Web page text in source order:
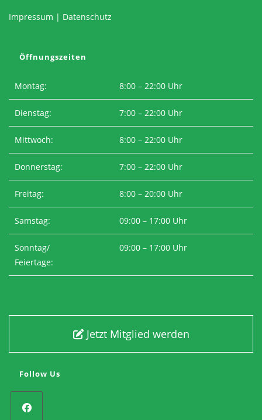
Impressum | Datenschutz
Öffnungszeiten
Montag: 8:00 – 22:00 Uhr
Dienstag: 7:00 – 22:00 Uhr
Mittwoch: 8:00 – 22:00 Uhr
Donnerstag: 7:00 – 22:00 Uhr
Freitag: 8:00 – 20:00 Uhr
Samstag: 09:00 – 17:00 Uhr
Sonntag/
Feiertage:
09:00 – 17:00 Uhr
Jetzt Mitglied werden
Follow Us